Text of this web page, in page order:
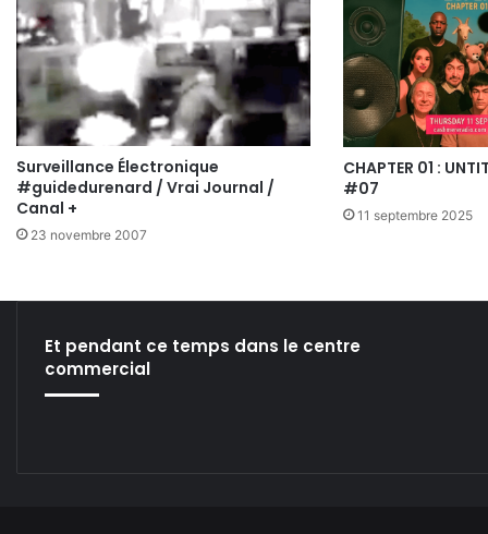
Surveillance Électronique
#guidedurenard / Vrai Journal /
Canal +
23 novembre 2007
CHAPTER 01 :
#07
11 septembre 2025
Et pendant ce temps dans le centre
commercial